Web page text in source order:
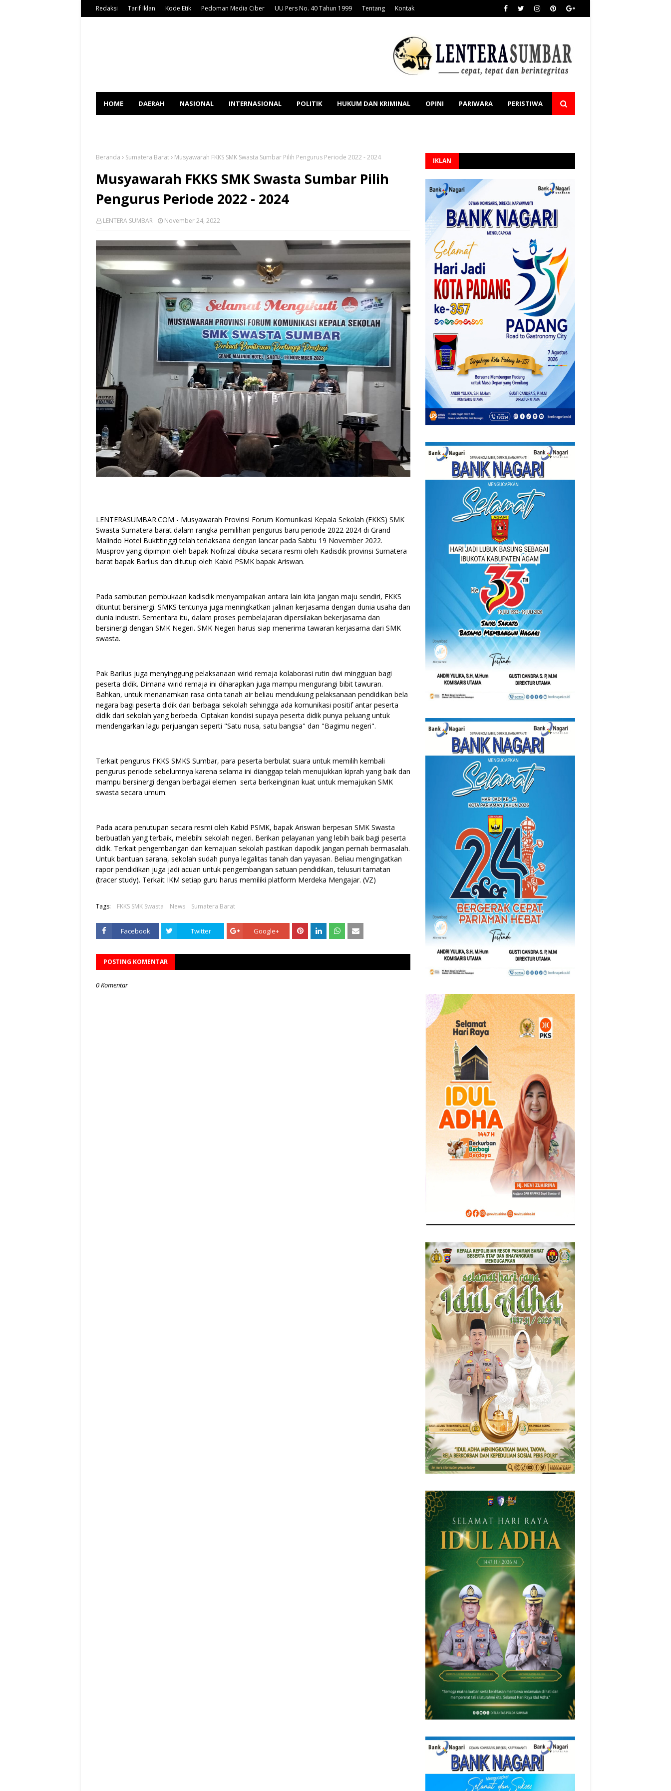
Redaksi Tarif Iklan Kode Etik Pedoman Media Ciber UU Pers No. 40 Tahun 1999 Tentang Kontak
HOME DAERAH NASIONAL INTERNASIONAL POLITIK HUKUM DAN KRIMINAL OPINI PARIWARA PERISTIWA
Beranda Sumatera Barat Musyawarah FKKS SMK Swasta Sumbar Pilih Pengurus Periode 2022 - 2024
Musyawarah FKKS SMK Swasta Sumbar Pilih
Pengurus Periode 2022 - 2024
LENTERA SUMBAR November 24, 2022
LENTERASUMBAR.COM - Musyawarah Provinsi Forum Komunikasi Kepala Sekolah (FKKS) SMK
Swasta Sumatera barat dalam rangka pemilihan pengurus baru periode 2022 2024 di Grand
Malindo Hotel Bukittinggi telah terlaksana dengan lancar pada Sabtu 19 November 2022.
Musprov yang dipimpin oleh bapak Nofrizal dibuka secara resmi oleh Kadisdik provinsi Sumatera
barat bapak Barlius dan ditutup oleh Kabid PSMK bapak Ariswan.
Pada sambutan pembukaan kadisdik menyampaikan antara lain kita jangan maju sendiri, FKKS
dituntut bersinergi. SMKS tentunya juga meningkatkan jalinan kerjasama dengan dunia usaha dan
dunia industri. Sementara itu, dalam proses pembelajaran dipersilakan bekerjasama dan
bersinergi dengan SMK Negeri. SMK Negeri harus siap menerima tawaran kerjasama dari SMK
swasta.
Pak Barlius juga menyinggung pelaksanaan wirid remaja kolaborasi rutin dwi mingguan bagi
peserta didik. Dimana wirid remaja ini diharapkan juga mampu mengurangi bibit tawuran.
Bahkan, untuk menanamkan rasa cinta tanah air beliau mendukung pelaksanaan pendidikan bela
negara bagi peserta didik dari berbagai sekolah sehingga ada komunikasi positif antar peserta
didik dari sekolah yang berbeda. Ciptakan kondisi supaya peserta didik punya peluang untuk
mendengarkan lagu perjuangan seperti "Satu nusa, satu bangsa" dan "Bagimu negeri".
Terkait pengurus FKKS SMKS Sumbar, para peserta berbulat suara untuk memilih kembali
pengurus periode sebelumnya karena selama ini dianggap telah menujukkan kiprah yang baik dan
mampu bersinergi dengan berbagai elemen serta berkeinginan kuat untuk memajukan SMK
swasta secara umum.
Pada acara penutupan secara resmi oleh Kabid PSMK, bapak Ariswan berpesan SMK Swasta
berbuatlah yang terbaik, melebihi sekolah negeri. Berikan pelayanan yang lebih baik bagi peserta
didik. Terkait pengembangan dan kemajuan sekolah pastikan dapodik jangan pernah bermasalah.
Untuk bantuan sarana, sekolah sudah punya legalitas tanah dan yayasan. Beliau mengingatkan
rapor pendidikan juga jadi acuan untuk pengembangan satuan pendidikan, telusuri tamatan
(tracer study). Terkait IKM setiap guru harus memiliki platform Merdeka Mengajar. (VZ)
Tags: FKKS SMK Swasta News Sumatera Barat
Facebook Twitter Google+
POSTING KOMENTAR
0 Komentar
IKLAN